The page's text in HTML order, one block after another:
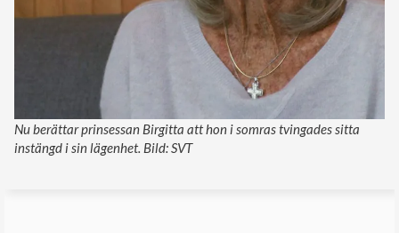
Nu berättar prinsessan Birgitta att hon i somras tvingades sitta
instängd i sin lägenhet. Bild: SVT